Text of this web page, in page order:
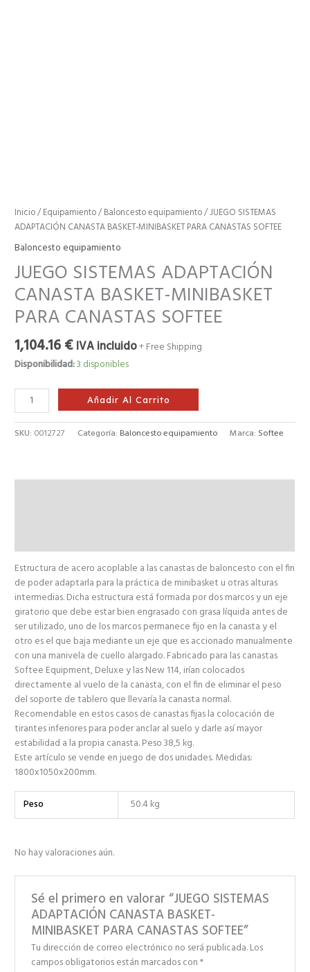
Inicio/Equipamiento/Baloncesto equipamiento/ JUEGO SISTEMAS
ADAPTACIÓN CANASTA BASKET-MINIBASKET PARA CANASTAS SOFTEE
Baloncesto equipamiento
JUEGO SISTEMAS ADAPTACIÓN
CANASTA BASKET-MINIBASKET
PARA CANASTAS SOFTEE
1,104.16€ IVA incluido+ Free Shipping
Disponibilidad:3 disponibles
Añadir Al Carrito
SKU: 0012727 Categoría: Baloncesto equipamiento Marca: Softee
Estructura de acero acoplable a las canastas de baloncesto con el fin
de poder adaptarla para la práctica de minibasket u otras alturas
intermedias. Dicha estructura está formada por dos marcos y un eje
giratorio que debe estar bien engrasado con grasa líquida antes de
ser utilizado, uno de los marcos permanece fijo en la canasta y el
otro es el que baja mediante un eje que es accionado manualmente
con una manivela de cuello alargado. Fabricado para las canastas
Softee Equipment, Deluxe y las New 114, irían colocados
directamente al vuelo de la canasta, con el fin de eliminar el peso
del soporte de tablero que llevaría la canasta normal.
Recomendable en estos casos de canastas fijas la colocación de
tirantes inferiores para poder anclar al suelo y darle así mayor
estabilidad a la propia canasta. Peso 38,5 kg.
Este artículo se vende en juego de dos unidades. Medidas:
1800x1050x200mm.
Peso 50.4 kg
No hay valoraciones aún.
Sé el primero en valorar “JUEGO SISTEMAS
ADAPTACIÓN CANASTA BASKET-
MINIBASKET PARA CANASTAS SOFTEE”
Tu dirección de correo electrónico no será publicada.Los
campos obligatorios están marcados con*